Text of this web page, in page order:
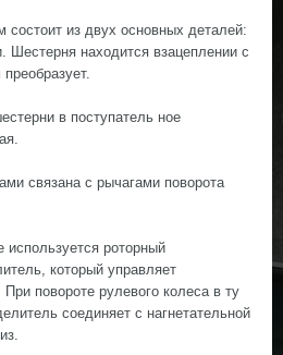
состоит из двух основных деталей:
Шестерня находится взацеплении с
в поступатель ное
связана с рычагами поворота
используется роторный
который управляет
повороте рулевого колеса в ту
соединяет с нагнетательной